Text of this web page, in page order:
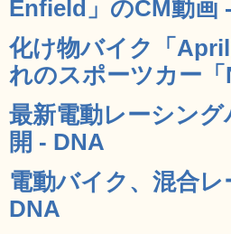
Enfield」のCM動画
化け物バイク「
れのスポーツカー
最新電動レーシン
開 - DNA
電動バイク、混合
DNA